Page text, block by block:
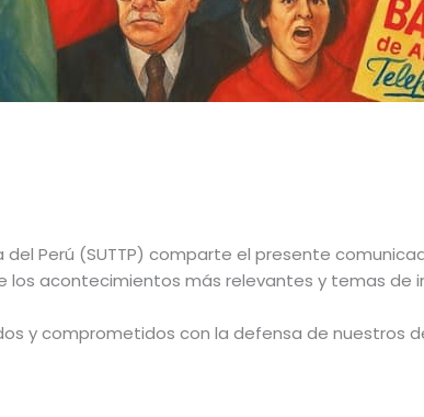
Perú (SUTTP) comparte el presente
los acontecimientos más relevantes y temas de
y comprometidos con la defensa de nuestros